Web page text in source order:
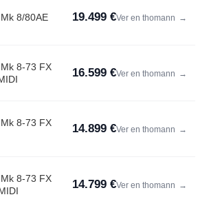
8/80AE 19.499 €Ver en thomann →
8-73 FX
16.599 €Ver en thomann →
8-73 FX
14.899 €Ver en thomann →
8-73 FX
14.799 €Ver en thomann →